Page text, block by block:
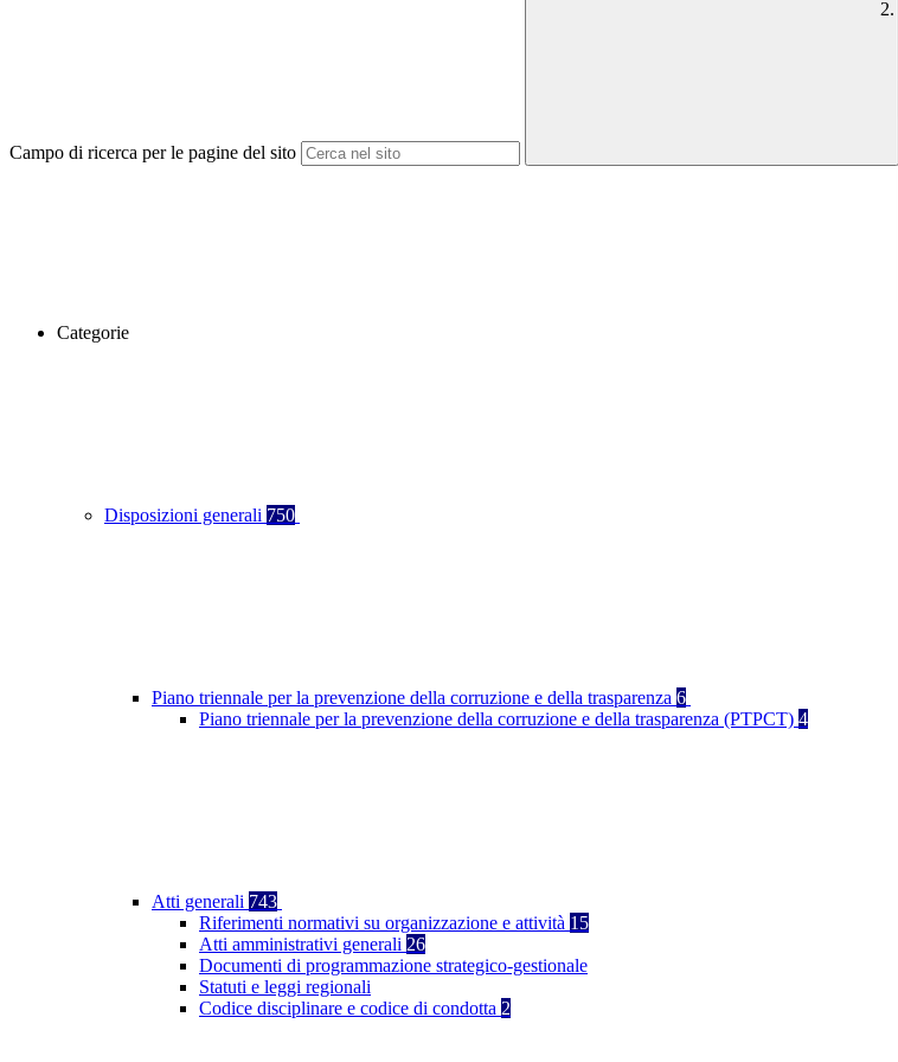
Campo di ricerca per le pagine del sito
Categorie
Disposizioni generali 750
Piano triennale per la prevenzione della corruzione e della trasparenza 6
Piano triennale per la prevenzione della corruzione e della trasparenza (PTPCT) 4
Atti generali 743
Riferimenti normativi su organizzazione e attività 15
Atti amministrativi generali 26
Documenti di programmazione strategico-gestionale
Statuti e leggi regionali
Codice disciplinare e codice di condotta 2